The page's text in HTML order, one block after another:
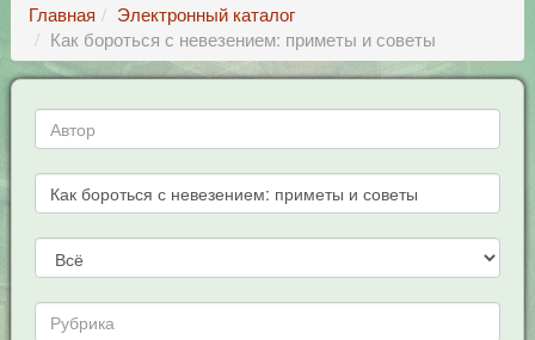
Главная
Электронный каталог
Как бороться с невезением: приметы и советы